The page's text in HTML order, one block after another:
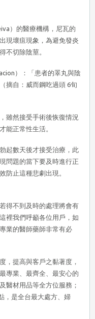
）的醫療機構，尼瓦的
現壞疽現象，為避免發炎
不切除陰莖。
）：「患者的睪丸與陰
摘自：威而鋼吃過頭 6旬
雖然接受手術後恢復情況
能正常性生活。
起數天後才接受治療，此
問題的當下要及時進行正
防止這種悲劇出現。
得不到及時的處理將會有
裡我們呼籲各位用戶，如
業的醫師藥師非常有必
，提高與客戶之黏著度，
專業、最齊全、最安心的
醫材用品等全方位服務；
，是全台最大處方、婦